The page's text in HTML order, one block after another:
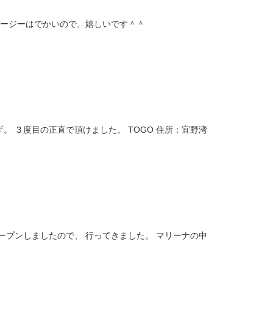
ジーはでかいので、嬉しいです＾＾
３度目の正直で頂けました。 TOGO 住所：宜野湾
ンしましたので、 行ってきました。 マリーナの中